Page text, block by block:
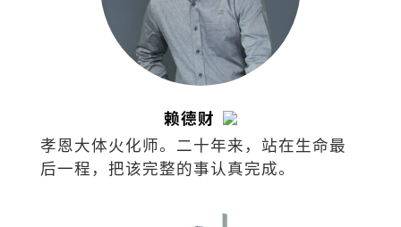
赖德财
孝恩大体火化师。二十年来，站在生命最
后一程，把该完整的事认真完成。